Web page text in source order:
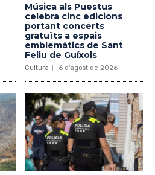
Música als Puestus
celebra cinc edicions
portant concerts
gratuïts a espais
emblemàtics de Sant
Feliu de Guíxols
Cultura 6 d'agost de 2026